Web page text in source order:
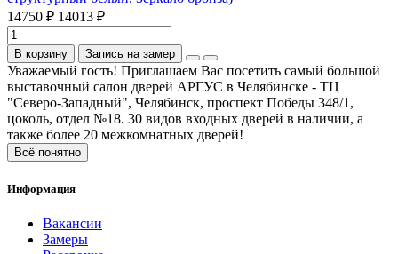
14750 ₽ 14013 ₽
В корзину Запись на замер
Уважаемый гость! Приглашаем Вас посетить самый большой
выставочный салон дверей АРГУС в Челябинске - ТЦ
"Северо-Западный", Челябинск, проспект Победы 348/1,
цоколь, отдел №18. 30 видов входных дверей в наличии, а
также более 20 межкомнатных дверей!
Всё понятно
Информация
Вакансии
Замеры